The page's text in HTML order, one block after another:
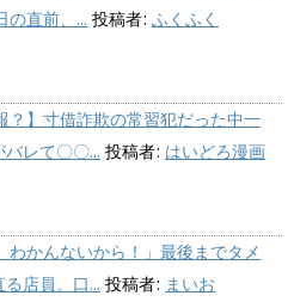
の直前、... 投稿者: ふくふく
？】寸借詐欺の常習犯だった中一
レて〇〇... 投稿者: はいどろ漫画
わかんないから！」最後までタメ
店員。口... 投稿者: まいお